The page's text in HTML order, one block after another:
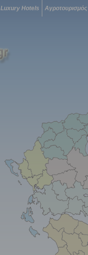
Luxury Hotels Αγροτουρισμός